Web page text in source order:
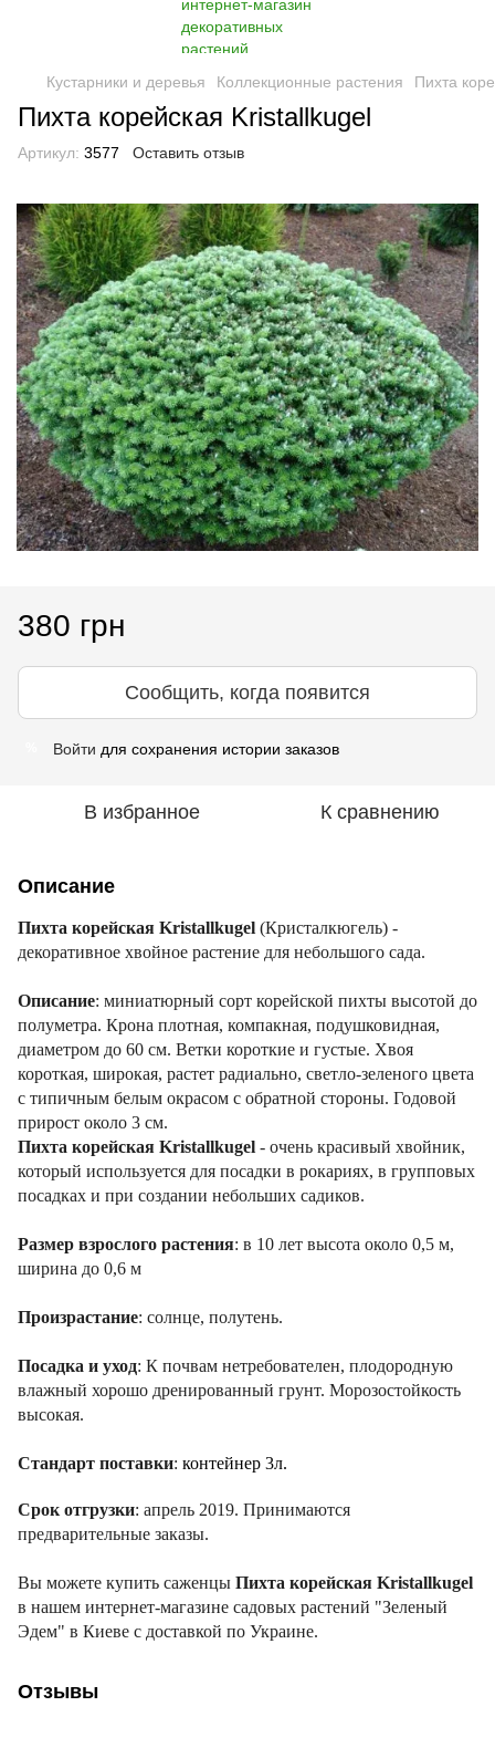
Кустарники и деревья Коллекционные растения Пихта
Пихта корейская Kristallkugel
Артикул: 3577 Оставить отзыв
380 грн
Сообщить, когда появится
Войти для сохранения истории заказов
В избранное К сравнению
Описание
Пихта корейская Kristallkugel (Кристалкюгель) -
декоративное хвойное растение для небольшого сада.
Описание: миниатюрный сорт корейской пихты высотой до
полуметра. Крона плотная, компакная, подушковидная,
диаметром до 60 см. Ветки короткие и густые. Хвоя
короткая, широкая, растет радиально, светло-зеленого цвета
с типичным белым окрасом с обратной стороны. Годовой
прирост около 3 см.
Пихта корейская Kristallkugel - очень красивый хвойник,
который используется для посадки в рокариях, в групповых
посадках и при создании небольших садиков.
Размер взрослого растения: в 10 лет высота около 0,5 м,
ширина до 0,6 м
Произрастание: солнце, полутень.
Посадка и уход: К почвам нетребователен, плодородную
влажный хорошо дренированный грунт. Морозостойкость
высокая.
Стандарт поставки: контейнер 3л.
Срок отгрузки: апрель 2019. Принимаются
предварительные заказы.
Вы можете купить саженцы Пихта корейская Kristallkugel
в нашем интернет-магазине садовых растений "Зеленый
Эдем" в Киеве с доставкой по Украине.
Отзывы